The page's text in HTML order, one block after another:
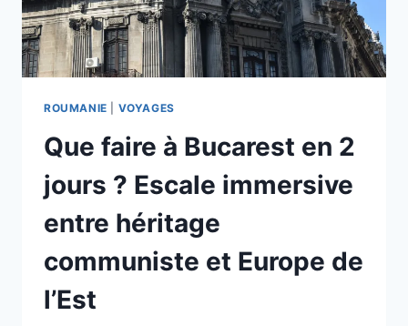
ROUMANIE VOYAGES
Que faire à Bucarest en 2
jours ? Escale immersive
entre héritage
communiste et Europe de
l’Est